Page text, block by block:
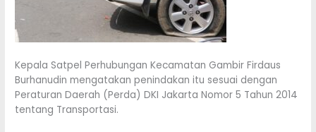
Kepala Satpel Perhubungan Kecamatan Gambir Firdaus
Burhanudin mengatakan penindakan itu sesuai dengan
Peraturan Daerah (Perda) DKI Jakarta Nomor 5 Tahun 2014
tentang Transportasi.